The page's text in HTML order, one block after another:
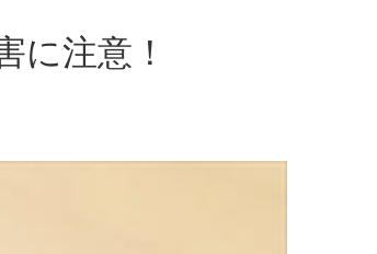
に注意！